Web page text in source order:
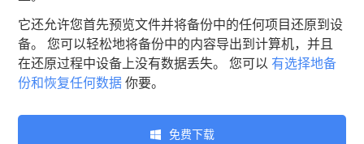
它还允许您首先预览文件并将备份中的任何项目还原到设
备。 您可以轻松地将备份中的内容导出到计算机，并且
在还原过程中设备上没有数据丢失。 您可以 有选择地备
份和恢复任何数据 你要。
免费下载